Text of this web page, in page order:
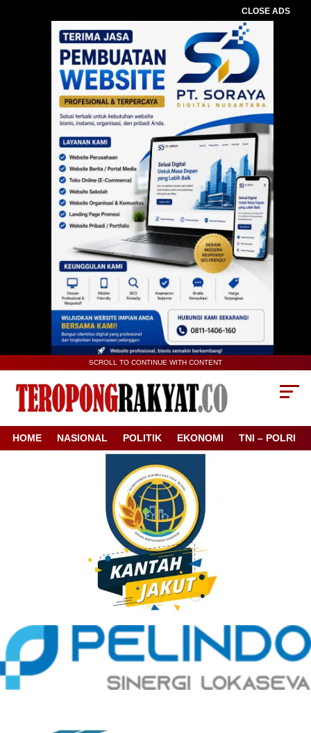
CLOSE ADS
SCROLL TO CONTINUE WITH CONTENT
HOME NASIONAL POLITIK EKONOMI TNI – POLRI